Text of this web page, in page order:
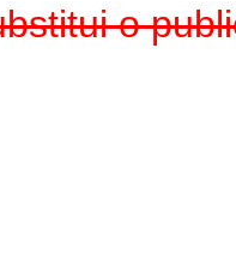
o